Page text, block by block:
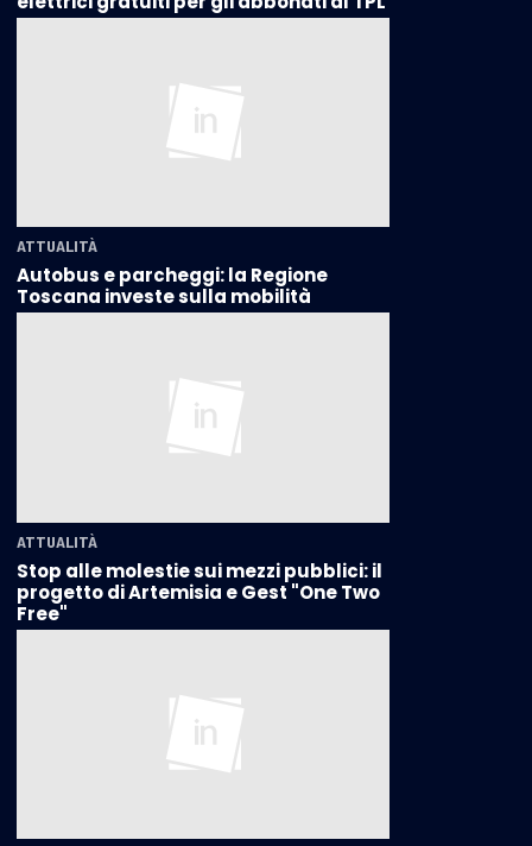
ATTUALITÀ
Autobus e parcheggi: la Regione
Toscana investe sulla mobilità
ATTUALITÀ
Stop alle molestie sui mezzi pubblici: il
progetto di Artemisia e Gest "One Two
Free"